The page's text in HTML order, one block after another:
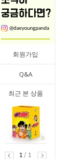
회원가입
Q&A
최근 본 상품
1
/ 1